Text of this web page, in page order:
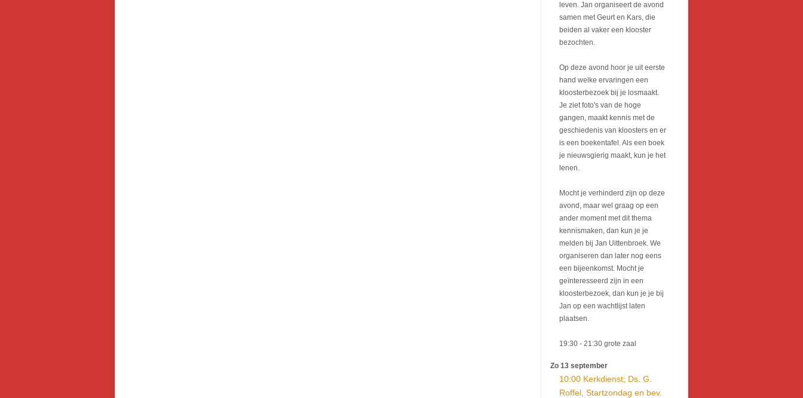
leven. Jan organiseert de avond
samen met Geurt en Kars, die
beiden al vaker een klooster
bezochten.
Op deze avond hoor je uit eerste
hand welke ervaringen een
kloosterbezoek bij je losmaakt.
Je ziet foto's van de hoge
gangen, maakt kennis met de
geschiedenis van kloosters en er
is een boekentafel. Als een boek
je nieuwsgierig maakt, kun je het
lenen.
Mocht je verhinderd zijn op deze
avond, maar wel graag op een
ander moment met dit thema
kennismaken, dan kun je je
melden bij Jan Uittenbroek. We
organiseren dan later nog eens
een bijeenkomst. Mocht je
geïnteresseerd zijn in een
kloosterbezoek, dan kun je je bij
Jan op een wachtlijst laten
plaatsen.
19:30 - 21:30grote zaal
Zo 13 september
10:00 Kerkdienst; Ds. G.
Roffel, Startzondag en bev.